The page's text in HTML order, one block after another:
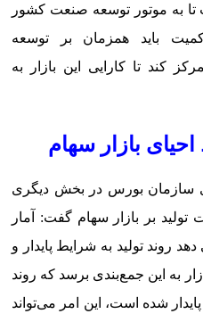
به موتور توسعه صنعت کشور
باید همزمان بر توسعه
کند تا کارایی این بازار به
بازار سهام
سازمان بورس در بخش دیگری
تولید بر بازار سهام گفت: آمار
روند تولید به شرایط پایدار و
به این جمع‌بندی برسد که روند
شده است، این امر می‌تواند